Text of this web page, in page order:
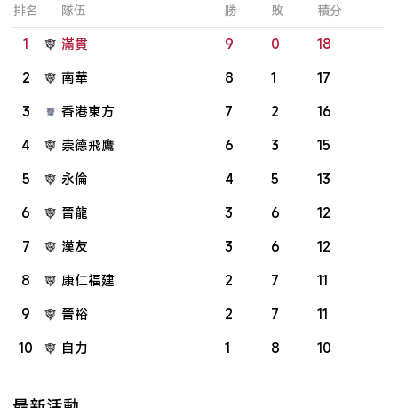
排名 隊伍 勝 敗 積分
1 滿貫 9 0
18
2
南華 8 1
17
3
香港東方 7 2
16
4
崇德飛鷹 6 3
15
5
永倫 4 5
13
6
晉龍 3 6
12
7
漢友 3 6
12
8
康仁福建 2 7
11
9
晉裕 2 7
11
10
自力 1 8 10